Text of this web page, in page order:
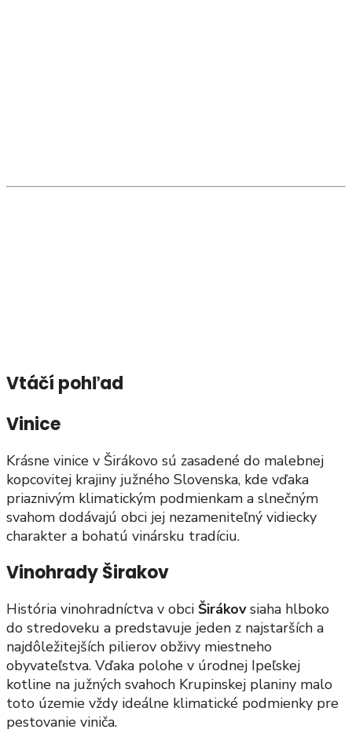
Vtáčí pohľad
Vinice
Krásne vinice v Širákovo sú zasadené do malebnej
kopcovitej krajiny južného Slovenska, kde vďaka
priaznivým klimatickým podmienkam a slnečným
svahom dodávajú obci jej nezameniteľný vidiecky
charakter a bohatú vinársku tradíciu.
Vinohrady Širakov
História vinohradníctva v obci Širákovsiaha hlboko
do stredoveku a predstavuje jeden z najstarších a
najdôležitejších pilierov obživy miestneho
obyvateľstva. Vďaka polohe v úrodnej Ipeľskej
kotline na južných svahoch Krupinskej planiny malo
toto územie vždy ideálne klimatické podmienky pre
pestovanie viniča.